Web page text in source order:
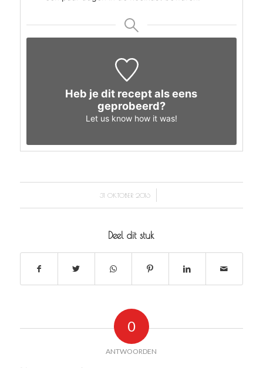
Heb je dit recept als eens
geprobeerd?
Let us knowhow it was!
31 OKTOBER 2016
/
Deel dit stuk
0
ANTWOORDEN